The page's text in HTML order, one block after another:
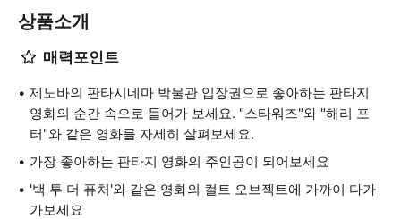
상품소개
매력포인트
제노바의 판타시네마 박물관 입장권으로 좋아하는 판타지
영화의 순간 속으로 들어가 보세요. "스타워즈"와 "해리 포
터"와 같은 영화를 자세히 살펴보세요.
가장 좋아하는 판타지 영화의 주인공이 되어보세요
'백 투 더 퓨처'와 같은 영화의 컬트 오브젝트에 가까이 다가
가보세요